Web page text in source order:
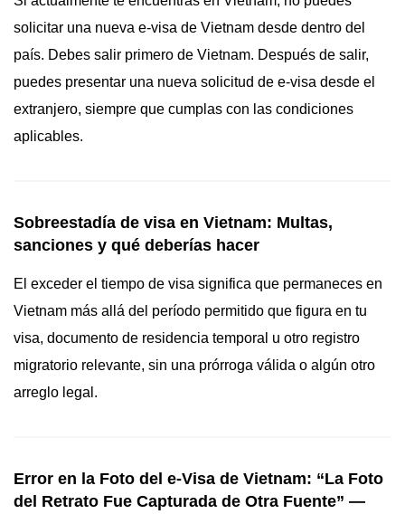
solicitar una nueva e-visa de Vietnam desde dentro del
país. Debes salir primero de Vietnam. Después de salir,
puedes presentar una nueva solicitud de e-visa desde el
extranjero, siempre que cumplas con las condiciones
aplicables.
Sobreestadía de visa en Vietnam: Multas,
sanciones y qué deberías hacer
El exceder el tiempo de visa significa que permaneces en
Vietnam más allá del período permitido que figura en tu
visa, documento de residencia temporal u otro registro
migratorio relevante, sin una prórroga válida o algún otro
arreglo legal.
Error en la Foto del e-Visa de Vietnam: “La Foto
del Retrato Fue Capturada de Otra Fuente” —